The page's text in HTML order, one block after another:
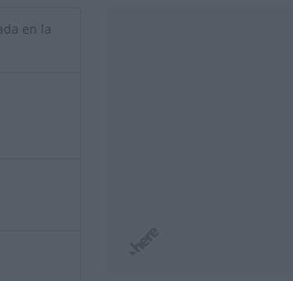
en la